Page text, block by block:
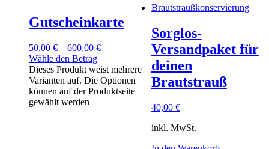
Gutscheinkarte
50,00 € – 600,00 €
Wähle den Betrag
Dieses Produkt weist mehrere
Varianten auf. Die Optionen
können auf der Produktseite
gewählt werden
Sorglos-
Versandpaket für
deinen
Brautstrauß
40,00 €
inkl. MwSt.